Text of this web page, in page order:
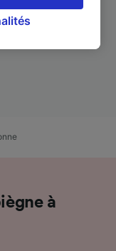
à
en
sur la